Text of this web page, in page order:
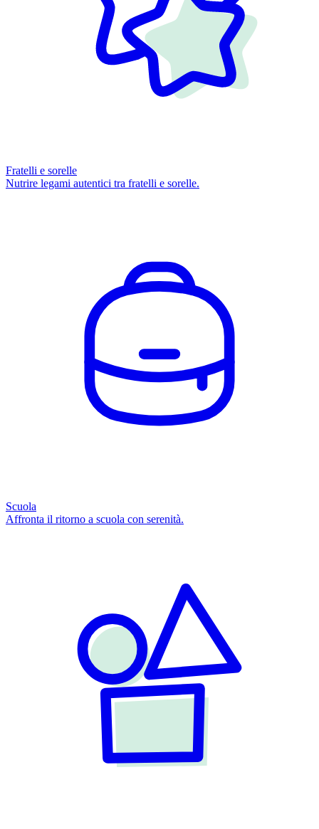
Fratelli e sorelle
Nutrire legami autentici tra fratelli e sorelle.
Scuola
Affronta il ritorno a scuola con serenità.